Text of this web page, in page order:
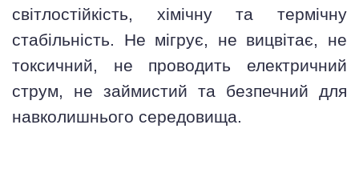
світлостійкість, хімічну та термічну
стабільність. Не мігрує, не вицвітає, не
токсичний, не проводить електричний
струм, не займистий та безпечний для
навколишнього середовища.